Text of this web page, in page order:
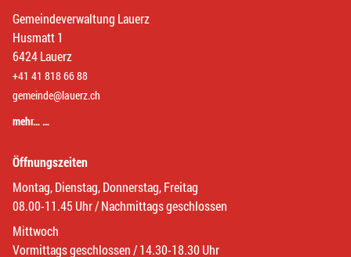
Gemeindeverwaltung Lauerz
Husmatt 1
6424 Lauerz
+41 41 818 66 88
gemeinde@lauerz.ch
mehr… …
Öffnungszeiten
Montag, Dienstag, Donnerstag, Freitag
08.00-11.45 Uhr / Nachmittags geschlossen
Mittwoch
Vormittags geschlossen / 14.30-18.30 Uhr